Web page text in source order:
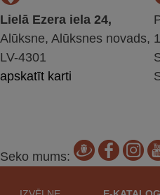
Lielā Ezera iela 24,
Alūksne, Alūksnes novads,
LV-4301
apskatīt karti
Seko mums: